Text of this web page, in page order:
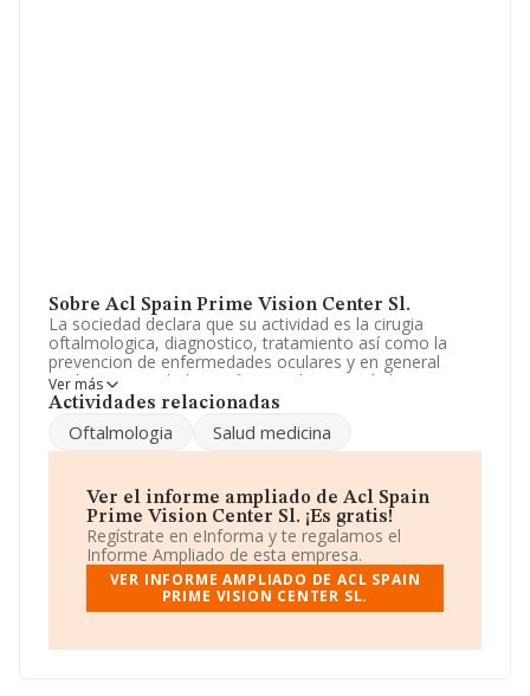
Sobre Acl Spain Prime Vision Center Sl.
La sociedad declara que su actividad es la cirugia
oftalmologica, diagnostico, tratamiento así como la
prevencion de enfermedades oculares y en general
cualquier actividad cientifica en el campo de la
oftalmologia. La sociedad está registrada como
'Actividades de medicina general', código 8621. La
empresa no tiene actividad en mercados exteriores.
La empresa Acl Spain Prime Vision Center S.L, CIF
B63389712, se encuentra en Paseo Gracia núm. 8,
(08007), en el municipio de Barcelona, Cataluña.
En base a la información de la que dispone INFORMA
sobre 6.471 compañías, en el ámbito nacional la
facturación alcanza la cifra de 1.090 millones de euros y
las empresas es de 168 mil euros. Finalmente, para
Ver más
Actividades relacionadas
Oftalmologia Salud medicina
Ver el informe ampliado de Acl Spain
Prime Vision Center Sl. ¡Es gratis!
Regístrate en eInforma y te regalamos el
Informe Ampliado de esta empresa.
VER INFORME AMPLIADO DE ACL SPAIN
PRIME VISION CENTER SL.